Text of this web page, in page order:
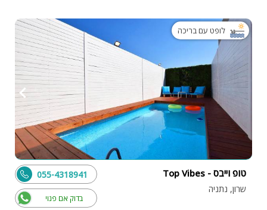
לופט עם בריכה
טופ וייבס - Top Vibes
שרון, נתניה
בדוק אם פנוי
055-4318941